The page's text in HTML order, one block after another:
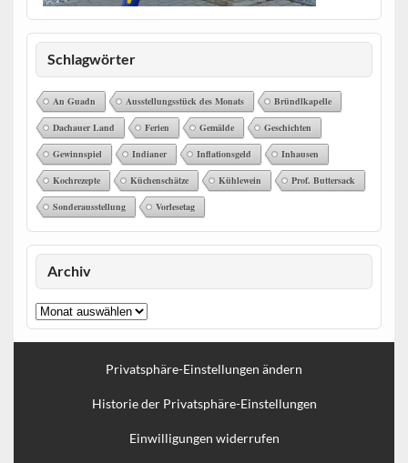
Schlagwörter
An Guadn Ausstellungsstück des Monats Bründlkapelle
Dachauer Land Ferien Gemälde Geschichten
Gewinnspiel Indianer Inflationsgeld Inhausen
Kochrezepte Küchenschätze Kühlewein Prof. Buttersack
Sonderausstellung Vorlesetag
Archiv
Archiv
Privatsphäre-Einstellungen ändern
Historie der Privatsphäre-Einstellungen
Einwilligungen widerrufen